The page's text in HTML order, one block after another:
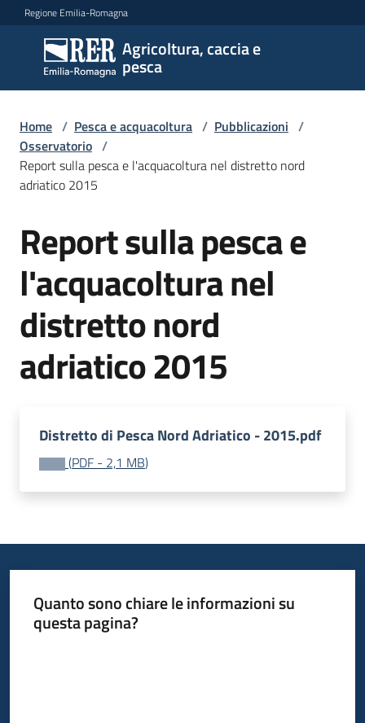
Vai al contenuto
Vai alla navigazione
Vai al footer
Regione Emilia-Romagna
Agricoltura, caccia e
pesca
Agricoltura,
caccia e
pesca
Argomenti
Novità
Servizi
Leggi
atti
bandi
programmi
progetti
Agricoltura
cifre
Home / Pesca e acquacoltura / Pubblicazioni /
Osservatorio /
Report sulla pesca e l'acquacoltura nel distretto nord
adriatico 2015
Report sulla pesca e
l'acquacoltura nel
distretto nord
adriatico 2015
Distretto di Pesca Nord Adriatico - 2015.pdf
(PDF - 2,1 MB)
Quanto sono chiare le informazioni su
questa pagina?